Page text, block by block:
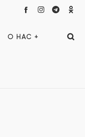
О НАС +